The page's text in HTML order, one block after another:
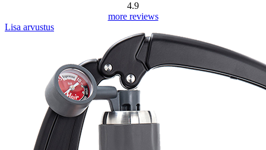
4.9
more reviews
Lisa arvustus